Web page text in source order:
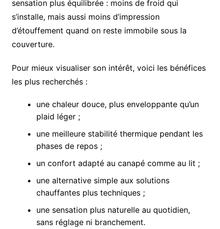
sensation plus équilibrée : moins de froid qui
s’installe, mais aussi moins d’impression
d’étouffement quand on reste immobile sous la
couverture.
Pour mieux visualiser son intérêt, voici les bénéfices
les plus recherchés :
une chaleur douce, plus enveloppante qu’un
plaid léger ;
une meilleure stabilité thermique pendant les
phases de repos ;
un confort adapté au canapé comme au lit ;
une alternative simple aux solutions
chauffantes plus techniques ;
une sensation plus naturelle au quotidien,
sans réglage ni branchement.